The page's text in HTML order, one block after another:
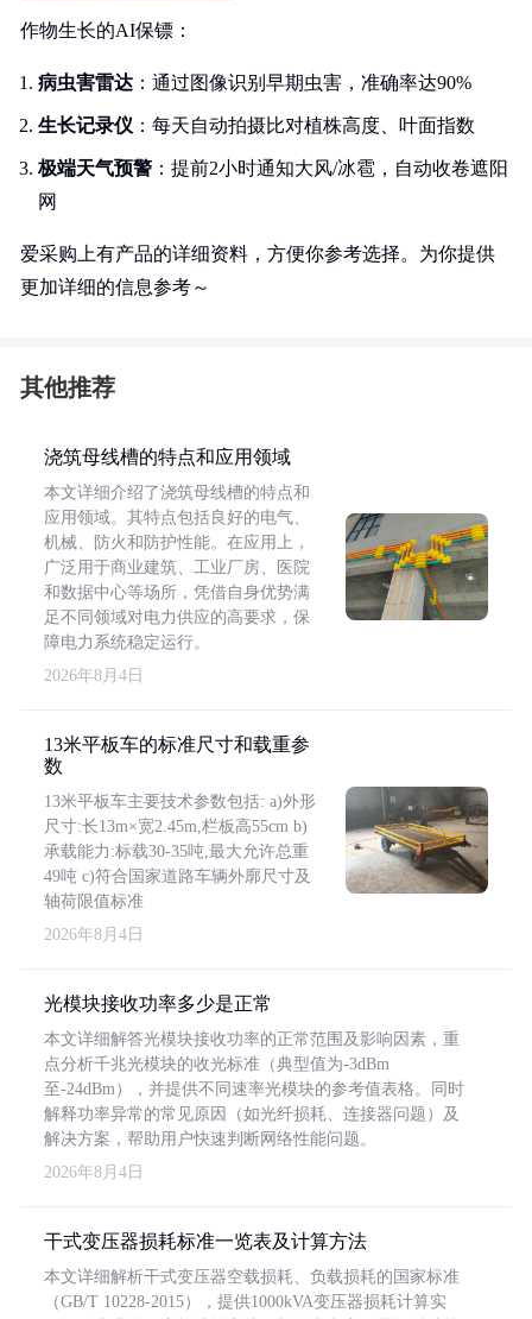
作物生长的AI保镖：
病虫害雷达 ：通过图像识别早期虫害，准确率达90%
生长记录仪 ：每天自动拍摄比对植株高度、叶面指数
极端天气预警 ：提前2小时通知大风/冰雹，自动收卷遮阳
网
爱采购上有产品的详细资料，方便你参考选择。为你提供
更加详细的信息参考～
其他推荐
浇筑母线槽的特点和应用领域
本文详细介绍了浇筑母线槽的特点和
应用领域。其特点包括良好的电气、
机械、防火和防护性能。在应用上，
广泛用于商业建筑、工业厂房、医院
和数据中心等场所，凭借自身优势满
足不同领域对电力供应的高要求，保
障电力系统稳定运行。
2026年8月4日
13米平板车的标准尺寸和载重参
数
13米平板车主要技术参数包括: a)外形
尺寸:长13m×宽2.45m,栏板高55cm b)
承载能力:标载30-35吨,最大允许总重
49吨 c)符合国家道路车辆外廓尺寸及
轴荷限值标准
2026年8月4日
光模块接收功率多少是正常
本文详细解答光模块接收功率的正常范围及影响因素，重
点分析千兆光模块的收光标准（典型值为-3dBm
至-24dBm），并提供不同速率光模块的参考值表格。同时
解释功率异常的常见原因（如光纤损耗、连接器问题）及
解决方案，帮助用户快速判断网络性能问题。
2026年8月4日
干式变压器损耗标准一览表及计算方法
本文详细解析干式变压器空载损耗、负载损耗的国家标准
（GB/T 10228-2015），提供1000kVA变压器损耗计算实